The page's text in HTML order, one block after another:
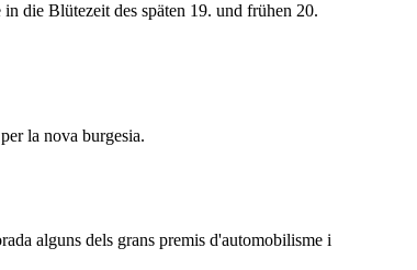
die Blütezeit des späten 19. und frühen 20.
la nova burgesia.
alguns dels grans premis d'automobilisme i